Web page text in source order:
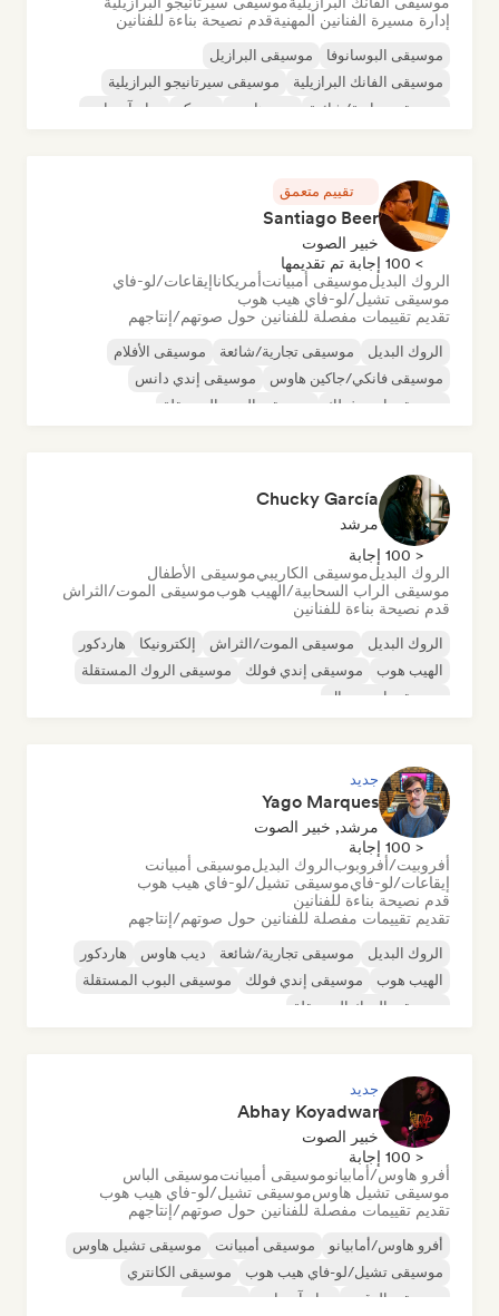
إدارة مسيرة الفنانين المهنيةقدم نصيحة بناءة للفنانين
موسيقى البوسانوفا
موسيقى البرازيل
موسيقى الفانك البرازيلية
موسيقى سيرتانيجو البرازيلية
موسيقى تجارية/شائعة
ديب هاوس ديسكو درام آند باس
تقييم متعمق
Santiago Beer
خبير الصوت
> 100 إجابة تم تقديمها
الروك البديلموسيقى أمبيانتأمريكاناإيقاعات/لو-فاي
موسيقى تشيل/لو-فاي هيب هوب
تقديم تقييمات مفصلة للفنانين حول صوتهم/إنتاجهم
الروك البديل موسيقى تجارية/شائعة
موسيقى الأفلام
موسيقى فانكي/جاكين هاوس
موسيقى إندي دانس
موسيقى إندي فولك
موسيقى البوب المستقلة
Chucky García
مرشد
< 100 إجابة
الروك البديلموسيقى الكاريبيموسيقى الأطفال
موسيقى الراب السحابية/الهيب هوبموسيقى الموت/الثراش
قدم نصيحة بناءة للفنانين
الروك البديل موسيقى الموت/الثراش إلكترونيكا
هاردكور
الهيب هوب
موسيقى إندي فولك
موسيقى الروك المستقلة
موسيقى إندستريال
جديد
Yago Marques
مرشد, خبير الصوت
< 100 إجابة
أفروبيت/أفروبوبالروك البديلموسيقى أمبيانت
إيقاعات/لو-فايموسيقى تشيل/لو-فاي هيب هوب
قدم نصيحة بناءة للفنانين
تقديم تقييمات مفصلة للفنانين حول صوتهم/إنتاجهم
الروك البديل موسيقى تجارية/شائعة ديب هاوس
هاردكور
الهيب هوب
موسيقى إندي فولك
موسيقى البوب المستقلة
موسيقى الروك المستقلة
جديد
Abhay Koyadwar
خبير الصوت
< 100 إجابة
أفرو هاوس/أمابيانوموسيقى أمبيانتموسيقى الباس
موسيقى تشيل هاوسموسيقى تشيل/لو-فاي هيب هوب
تقديم تقييمات مفصلة للفنانين حول صوتهم/إنتاجهم
أفرو هاوس/أمابيانو موسيقى أمبيانت
موسيقى تشيل هاوس
موسيقى تشيل/لو-فاي هيب هوب
موسيقى الكانتري
موسيقى الرقص
درام آند باس